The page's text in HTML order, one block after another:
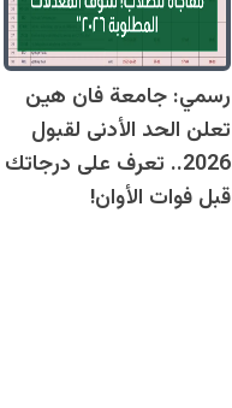
رسمي: جامعة فان هين
تعلن الحد الأدنى لقبول
2026.. تعرف على درجاتك
قبل فوات الأوان!